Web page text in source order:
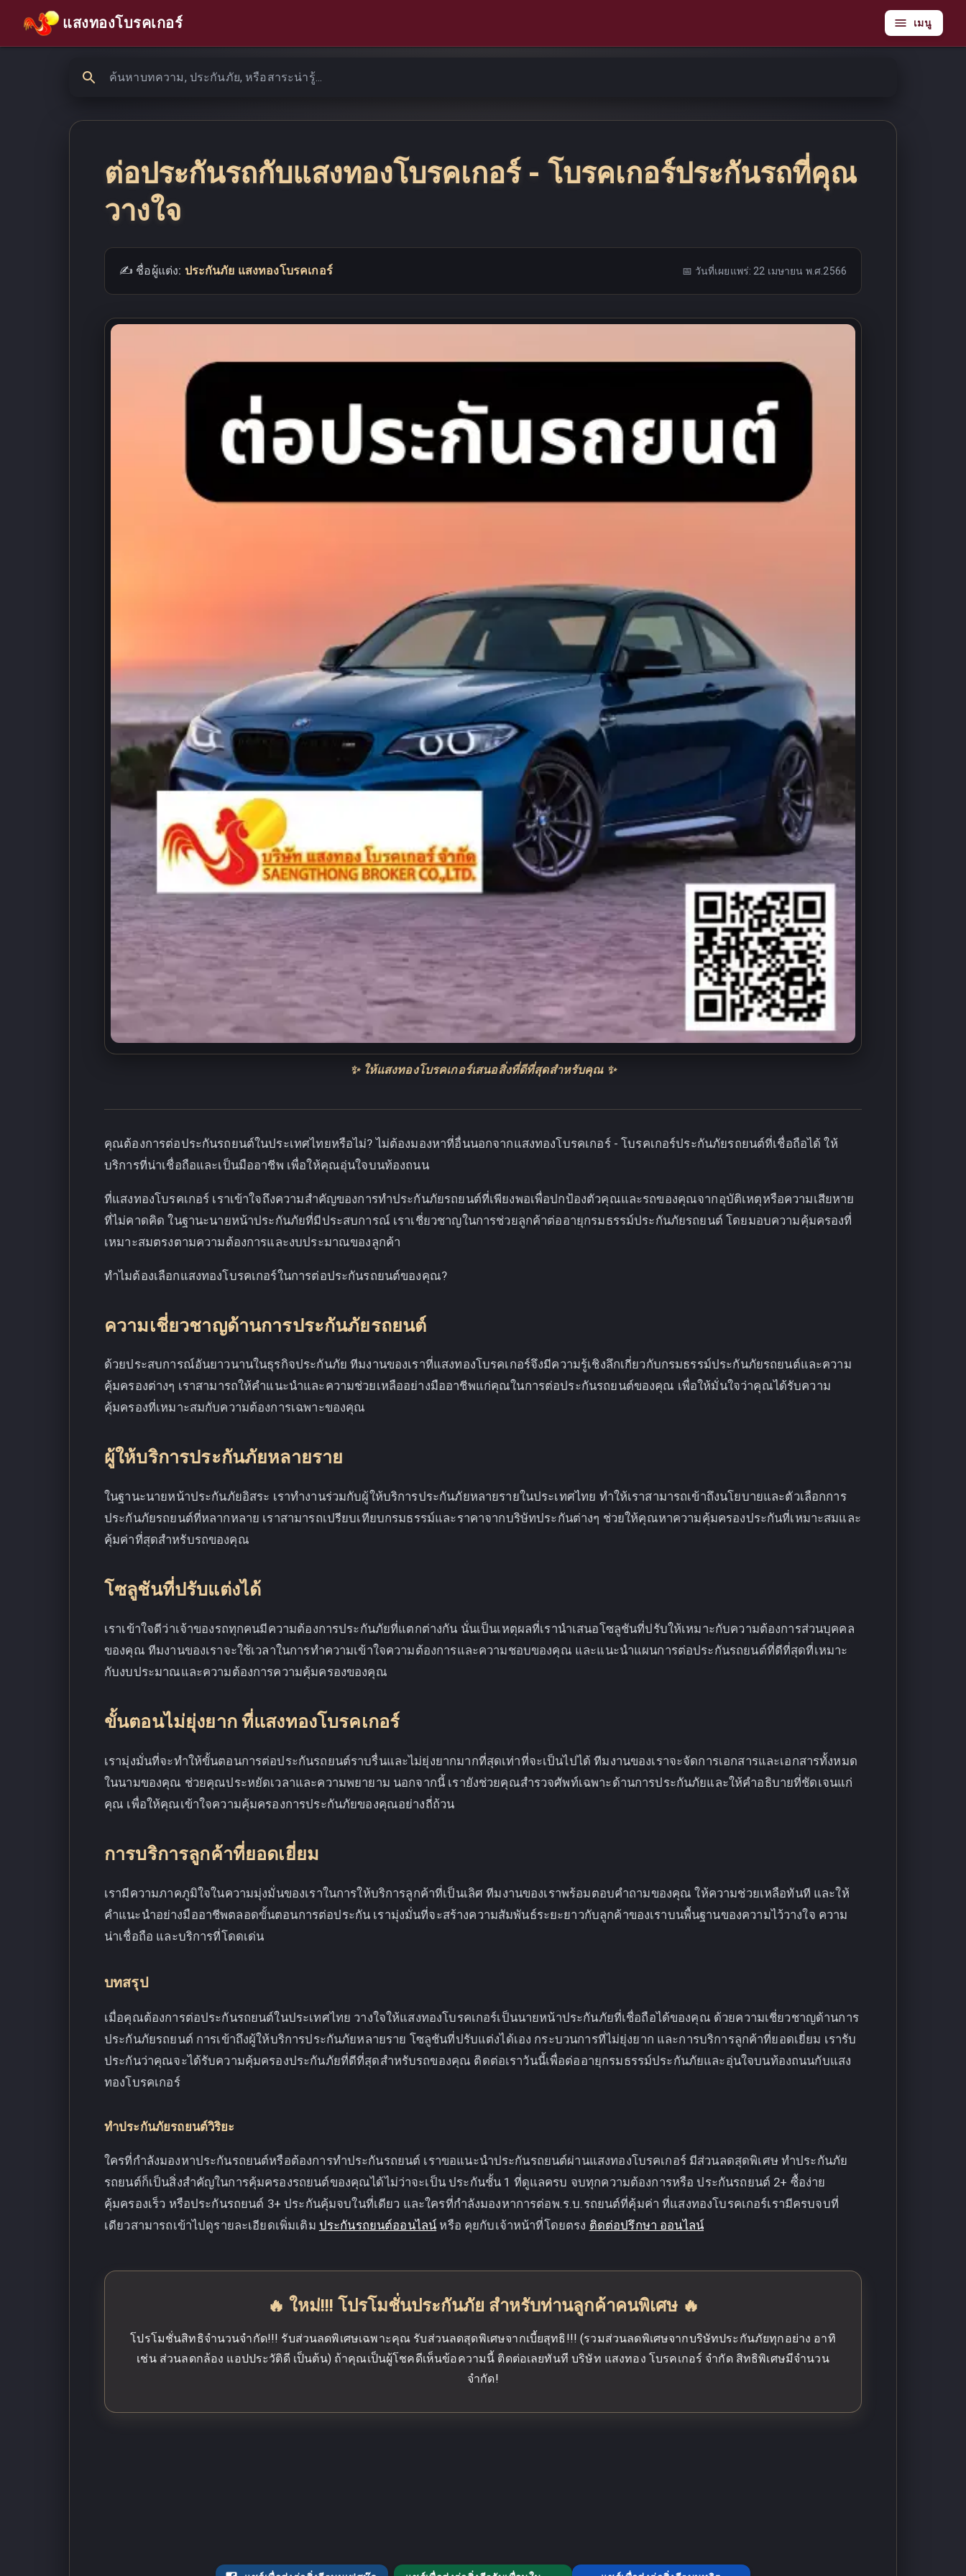
แสงทองโบรคเกอร์ เมนู
ต่อประกันรถกับแสงทองโบรคเกอร์ - โบรคเกอร์ประกันรถที่คุณ
วางใจ
✍️ ชื่อผู้แต่ง: ประกันภัย แสงทองโบรคเกอร์ 📅 วันที่เผยแพร่: 22 เมษายน พ.ศ.2566
✨ ให้แสงทองโบรคเกอร์เสนอสิ่งที่ดีที่สุดสำหรับคุณ ✨
คุณต้องการต่อประกันรถยนต์ในประเทศไทยหรือไม่? ไม่ต้องมองหาที่อื่นนอกจากแสงทองโบรคเกอร์ - โบรคเกอร์ประกันภัยรถยนต์ที่เชื่อถือได้ ให้
บริการที่น่าเชื่อถือและเป็นมืออาชีพ เพื่อให้คุณอุ่นใจบนท้องถนน
ที่แสงทองโบรคเกอร์ เราเข้าใจถึงความสำคัญของการทำประกันภัยรถยนต์ที่เพียงพอเพื่อปกป้องตัวคุณและรถของคุณจากอุบัติเหตุหรือความเสียหาย
ที่ไม่คาดคิด ในฐานะนายหน้าประกันภัยที่มีประสบการณ์ เราเชี่ยวชาญในการช่วยลูกค้าต่ออายุกรมธรรม์ประกันภัยรถยนต์ โดยมอบความคุ้มครองที่
เหมาะสมตรงตามความต้องการและงบประมาณของลูกค้า
ทำไมต้องเลือกแสงทองโบรคเกอร์ในการต่อประกันรถยนต์ของคุณ?
ความเชี่ยวชาญด้านการประกันภัยรถยนต์
ด้วยประสบการณ์อันยาวนานในธุรกิจประกันภัย ทีมงานของเราที่แสงทองโบรคเกอร์จึงมีความรู้เชิงลึกเกี่ยวกับกรมธรรม์ประกันภัยรถยนต์และความ
คุ้มครองต่างๆ เราสามารถให้คำแนะนำและความช่วยเหลืออย่างมืออาชีพแก่คุณในการต่อประกันรถยนต์ของคุณ เพื่อให้มั่นใจว่าคุณได้รับความ
คุ้มครองที่เหมาะสมกับความต้องการเฉพาะของคุณ
ผู้ให้บริการประกันภัยหลายราย
ในฐานะนายหน้าประกันภัยอิสระ เราทำงานร่วมกับผู้ให้บริการประกันภัยหลายรายในประเทศไทย ทำให้เราสามารถเข้าถึงนโยบายและตัวเลือกการ
ประกันภัยรถยนต์ที่หลากหลาย เราสามารถเปรียบเทียบกรมธรรม์และราคาจากบริษัทประกันต่างๆ ช่วยให้คุณหาความคุ้มครองประกันที่เหมาะสมและ
คุ้มค่าที่สุดสำหรับรถของคุณ
โซลูชันที่ปรับแต่งได้
เราเข้าใจดีว่าเจ้าของรถทุกคนมีความต้องการประกันภัยที่แตกต่างกัน นั่นเป็นเหตุผลที่เรานำเสนอโซลูชันที่ปรับให้เหมาะกับความต้องการส่วนบุคคล
ของคุณ ทีมงานของเราจะใช้เวลาในการทำความเข้าใจความต้องการและความชอบของคุณ และแนะนำแผนการต่อประกันรถยนต์ที่ดีที่สุดที่เหมาะ
กับงบประมาณและความต้องการความคุ้มครองของคุณ
ขั้นตอนไม่ยุ่งยาก ที่แสงทองโบรคเกอร์
เรามุ่งมั่นที่จะทำให้ขั้นตอนการต่อประกันรถยนต์ราบรื่นและไม่ยุ่งยากมากที่สุดเท่าที่จะเป็นไปได้ ทีมงานของเราจะจัดการเอกสารและเอกสารทั้งหมด
ในนามของคุณ ช่วยคุณประหยัดเวลาและความพยายาม นอกจากนี้ เรายังช่วยคุณสำรวจศัพท์เฉพาะด้านการประกันภัยและให้คำอธิบายที่ชัดเจนแก่
คุณ เพื่อให้คุณเข้าใจความคุ้มครองการประกันภัยของคุณอย่างถี่ถ้วน
การบริการลูกค้าที่ยอดเยี่ยม
เรามีความภาคภูมิใจในความมุ่งมั่นของเราในการให้บริการลูกค้าที่เป็นเลิศ ทีมงานของเราพร้อมตอบคำถามของคุณ ให้ความช่วยเหลือทันที และให้
คำแนะนำอย่างมืออาชีพตลอดขั้นตอนการต่อประกัน เรามุ่งมั่นที่จะสร้างความสัมพันธ์ระยะยาวกับลูกค้าของเราบนพื้นฐานของความไว้วางใจ ความ
น่าเชื่อถือ และบริการที่โดดเด่น
บทสรุป
เมื่อคุณต้องการต่อประกันรถยนต์ในประเทศไทย วางใจให้แสงทองโบรคเกอร์เป็นนายหน้าประกันภัยที่เชื่อถือได้ของคุณ ด้วยความเชี่ยวชาญด้านการ
ประกันภัยรถยนต์ การเข้าถึงผู้ให้บริการประกันภัยหลายราย โซลูชันที่ปรับแต่งได้เอง กระบวนการที่ไม่ยุ่งยาก และการบริการลูกค้าที่ยอดเยี่ยม เรารับ
ประกันว่าคุณจะได้รับความคุ้มครองประกันภัยที่ดีที่สุดสำหรับรถของคุณ ติดต่อเราวันนี้เพื่อต่ออายุกรมธรรม์ประกันภัยและอุ่นใจบนท้องถนนกับแสง
ทองโบรคเกอร์
ทำประกันภัยรถยนต์วิริยะ
ใครที่กำลังมองหาประกันรถยนต์หรือต้องการทำประกันรถยนต์ เราขอแนะนำประกันรถยนต์ผ่านแสงทองโบรคเกอร์ มีส่วนลดสุดพิเศษ ทำประกันภัย
รถยนต์ก็เป็นสิ่งสำคัญในการคุ้มครองรถยนต์ของคุณได้ไม่ว่าจะเป็น ประกันชั้น 1 ที่ดูแลครบ จบทุกความต้องการหรือ ประกันรถยนต์ 2+ ซื้อง่าย
คุ้มครองเร็ว หรือประกันรถยนต์ 3+ ประกันคุ้มจบในที่เดียว และใครที่กำลังมองหาการต่อพ.ร.บ.รถยนต์ที่คุ้มค่า ที่แสงทองโบรคเกอร์เรามีครบจบที่
เดียวสามารถเข้าไปดูรายละเอียดเพิ่มเติม ประกันรถยนต์ออนไลน์ หรือ คุยกับเจ้าหน้าที่โดยตรง ติดต่อปรึกษา ออนไลน์
🔥 ใหม่!!! โปรโมชั่นประกันภัย สำหรับท่านลูกค้าคนพิเศษ 🔥
โปรโมชั่นสิทธิจำนวนจำกัด!!! รับส่วนลดพิเศษเฉพาะคุณ รับส่วนลดสุดพิเศษจากเบี้ยสุทธิ!!! (รวมส่วนลดพิเศษจากบริษัทประกันภัยทุกอย่าง อาทิ
เช่น ส่วนลดกล้อง แอปประวัติดี เป็นต้น) ถ้าคุณเป็นผู้โชคดีเห็นข้อความนี้ ติดต่อเลยทันที บริษัท แสงทอง โบรคเกอร์ จำกัด สิทธิพิเศษมีจำนวน
จำกัด!